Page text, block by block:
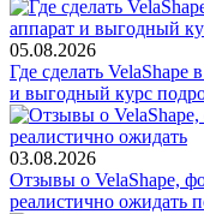
05.08.2026
Где сделать
и выгодный курс
03.08.2026
Отзывы о VelaShape,
реалистично ожидать